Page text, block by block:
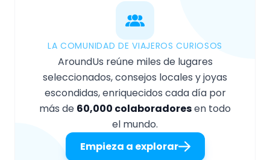
LA COMUNIDAD DE VIAJEROS CURIOSOS
AroundUs reúne miles de lugares
seleccionados, consejos locales y joyas
escondidas, enriquecidos cada día por
más de 60,000 colaboradoresen todo
el mundo.
Empieza a explorar